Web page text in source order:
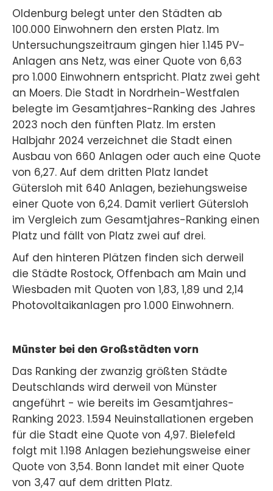
Oldenburg belegt unter den Städten ab
100.000 Einwohnern den ersten Platz. Im
Untersuchungszeitraum gingen hier 1.145 PV-
Anlagen ans Netz, was einer Quote von 6,63
pro 1.000 Einwohnern entspricht. Platz zwei geht
an Moers. Die Stadt in Nordrhein-Westfalen
belegte im Gesamtjahres-Ranking des Jahres
2023 noch den fünften Platz. Im ersten
Halbjahr 2024 verzeichnet die Stadt einen
Ausbau von 660 Anlagen oder auch eine Quote
von 6,27. Auf dem dritten Platz landet
Gütersloh mit 640 Anlagen, beziehungsweise
einer Quote von 6,24. Damit verliert Gütersloh
im Vergleich zum Gesamtjahres-Ranking einen
Platz und fällt von Platz zwei auf drei.
Auf den hinteren Plätzen finden sich derweil
die Städte Rostock, Offenbach am Main und
Wiesbaden mit Quoten von 1,83, 1,89 und 2,14
Photovoltaikanlagen pro 1.000 Einwohnern.
Münster bei den Großstädten vorn
Das Ranking der zwanzig größten Städte
Deutschlands wird derweil von Münster
angeführt - wie bereits im Gesamtjahres-
Ranking 2023. 1.594 Neuinstallationen ergeben
für die Stadt eine Quote von 4,97. Bielefeld
folgt mit 1.198 Anlagen beziehungsweise einer
Quote von 3,54. Bonn landet mit einer Quote
von 3,47 auf dem dritten Platz.